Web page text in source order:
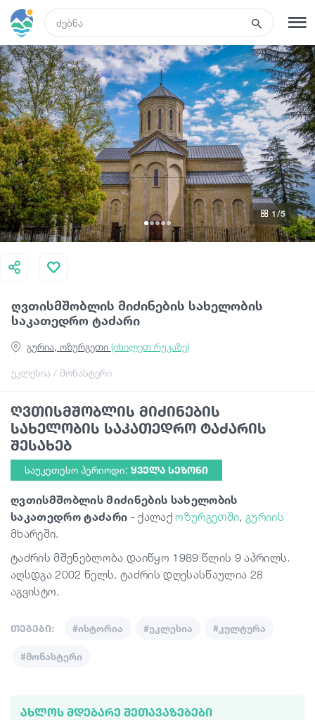
რეგისტრაცია შესვლა
რა ვნახოთ
ტურები
მარშრუტები
სასტუმროები
კვება და ღვინო
გიდები
ტრანსპორტი
დაგეგმე მოგზაურობა
საქართველო
ღვთისმშობლის მიძინების სახელობის
საკათედრო ტაძარი
ეკლესია / მონასტერი
გურია, ოზურგეთი (იხილეთ რუკაზე)
1 /5
ღვთისმშობლის მიძინების
სახელობის საკათედრო ტაძარის
შესახებ
საუკეთესო პერიოდი: ᲧᲕᲔᲚᲐ ᲡᲔᲖᲝᲜᲘ
ღვთისმშობლის მიძინების სახელობის
საკათედრო ტაძარი - ქალაქოზურგეთში, გურიის
მხარეში.
ტაძრის მშენებლობა დაიწყო 1989 წლის 9 აპრილს.
აღსდგა 2002 წელს. ტაძრის დღესასწაულია 28
აგვისტო.
თეგები: #ისტორია #ეკლესია #კულტურა
#მონასტერი
ᲐᲮᲚᲝᲡ ᲛᲓᲔᲑᲐᲠᲔ ᲨᲔᲗᲐᲕᲐᲖᲔᲑᲔᲑᲘ